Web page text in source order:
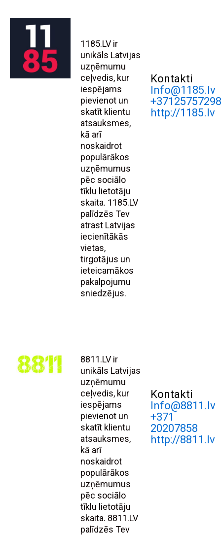
1185.LV ir
unikāls Latvijas
uzņēmumu
ceļvedis, kur
iespējams
pievienot un
skatīt klientu
atsauksmes,
kā arī
noskaidrot
populārākos
uzņēmumus
pēc sociālo
tīklu lietotāju
skaita. 1185.LV
palīdzēs Tev
atrast Latvijas
iecienītākās
vietas,
tirgotājus un
ieteicamākos
pakalpojumu
sniedzējus.
Kontakti
Info@1185.lv
http://1185.lv
8811.LV ir
unikāls Latvijas
uzņēmumu
ceļvedis, kur
iespējams
pievienot un
skatīt klientu
atsauksmes,
kā arī
noskaidrot
populārākos
uzņēmumus
pēc sociālo
tīklu lietotāju
skaita. 8811.LV
palīdzēs Tev
Kontakti
Info@8811.lv
+371
20207858
http://8811.lv